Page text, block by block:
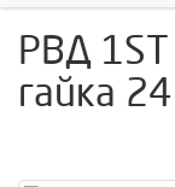
РВД
гайка 24